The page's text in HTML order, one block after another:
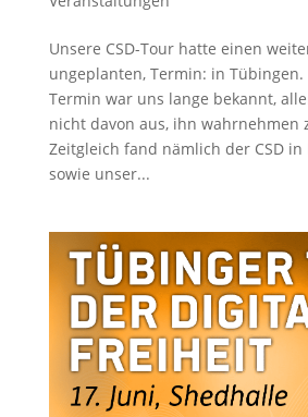
Unsere CSD-Tour hatte einen
ungeplanten, Termin: in Tübingen.
Termin war uns lange bekannt,
nicht davon aus, ihn wahrnehmen
Zeitgleich fand nämlich der CSD
sowie unser...